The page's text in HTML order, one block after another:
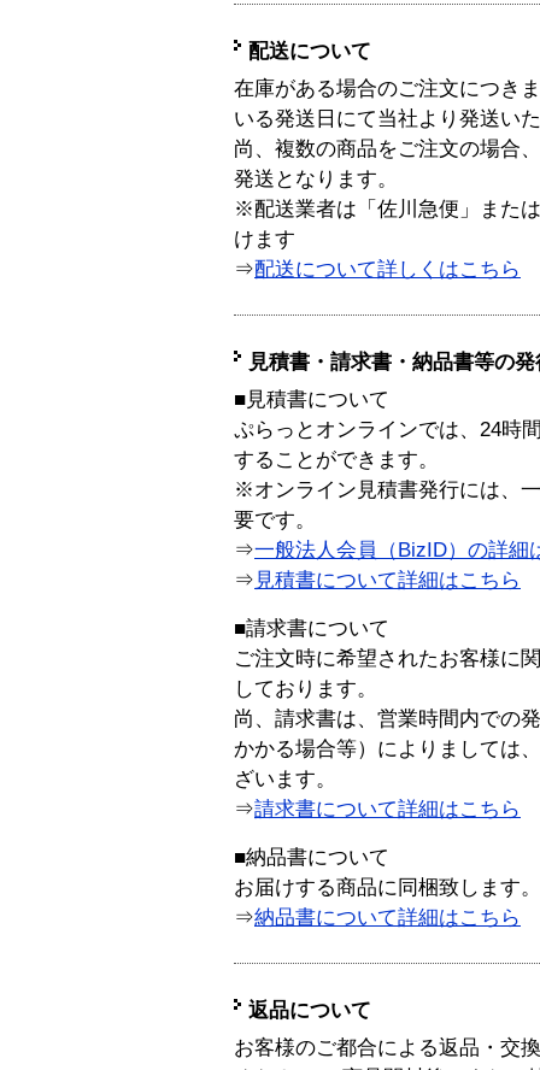
配送について
在庫がある場合のご注文につき
いる発送日にて当社より発送い
尚、複数の商品をご注文の場合
発送となります。
※配送業者は「佐川急便」また
けます
⇒配送について詳しくはこちら
見積書・請求書・納品書等の
■見積書について
ぷらっとオンラインでは、24時
することができます。
※オンライン見積書発行には、
要です。
⇒一般法人会員（BizID）の詳細
⇒ 見積書について詳細はこちら
■請求書について
ご注文時に希望されたお客様に
しております。
尚、請求書は、営業時間内での
かかる場合等）によりましては
ざいます。
⇒請求書について詳細はこちら
■納品書について
お届けする商品に同梱致します。
⇒納品書について詳細はこちら
返品について
お客様のご都合による返品・交